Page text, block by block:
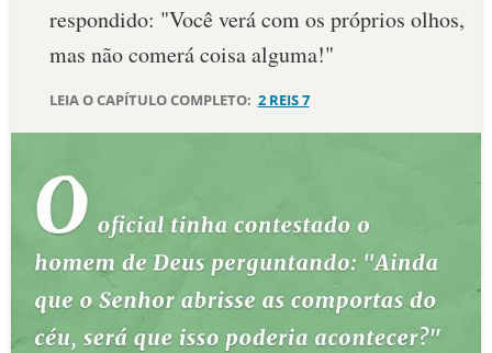
DEVOCIONAL DIÁRIO
ESBOÇOS DE PREGAÇÃO
TEMAS
PERGUNTE À BÍBLIA IA
respondido: "Você verá com os próprios olhos,
mas não comerá coisa alguma!"
LEIA O CAPÍTULO COMPLETO: 2 REIS 7